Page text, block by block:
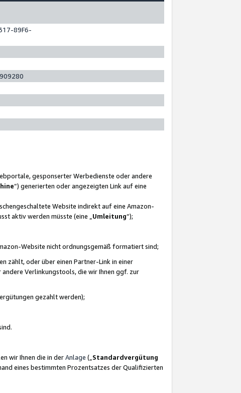
89F6-
gesponserter Werbedienste oder andere
“) generierten oder angezeigten Link auf eine
Website indirekt auf eine Amazon-
aktiv werden müsste (eine „ Umleitung“);
Website nicht ordnungsgemäß formatiert sind;
zählt, oder über einen Partner-Link in einer
andere Verlinkungstools, die wir Ihnen ggf. zur
gezahlt werden);
wir Ihnen die in derAnlage („ Standardvergütung
eines bestimmten Prozentsatzes der Qualifizierten